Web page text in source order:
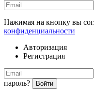
Нажимая на кнопку вы
конфиденциальности
Авторизация
Регистрация
пароль?
Войти